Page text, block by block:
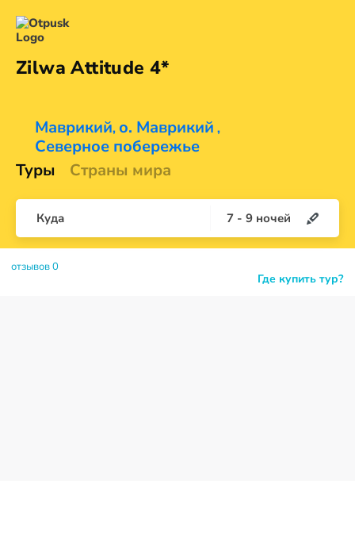
ZilwaAttitude 4*
Маврикий, о. Маврикий ,
Северное побережье
Туры
Страны мира
Куда 7 - 9 ночей
Где купить тур?
отзывов 0